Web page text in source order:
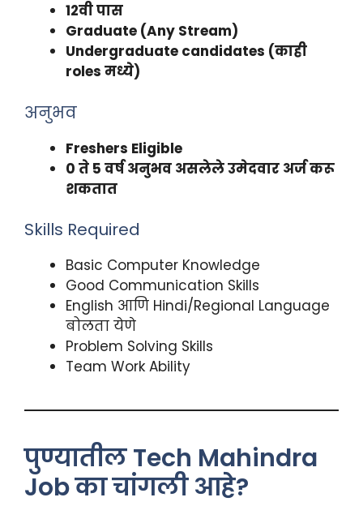
12वी पास
Graduate (Any Stream)
Undergraduate candidates (काही
roles मध्ये)
अनुभव
Freshers Eligible
0 ते 5 वर्ष अनुभव असलेले उमेदवार अर्ज करू
शकतात
Skills Required
Basic Computer Knowledge
Good Communication Skills
English आणि Hindi/Regional Language
बोलता येणे
Problem Solving Skills
Team Work Ability
पुण्यातील Tech Mahindra
Job का चांगली आहे?